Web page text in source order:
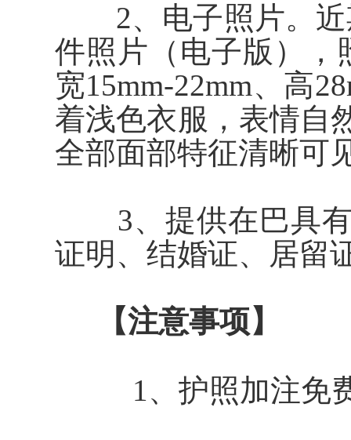
2、电子照片。近
件照片（电子版），
宽15mm-22mm、高
着浅色衣服，表情自
全部面部特征清晰可
3、提供在巴具
证明、结婚证、居留
【注意事项】
1、护照加注免